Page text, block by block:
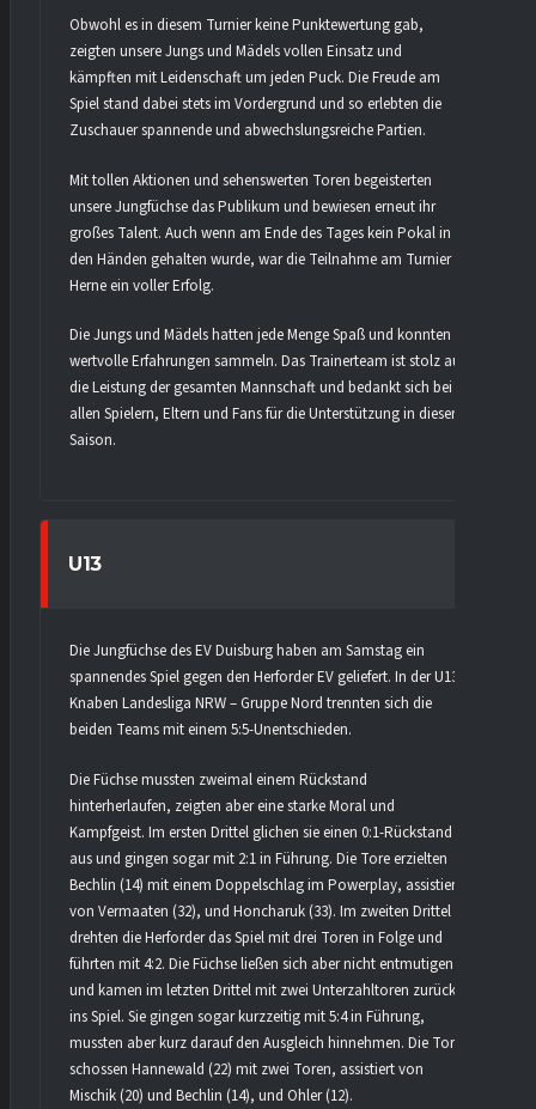
Obwohl es in diesem Turnier keine Punktewertung gab,
zeigten unsere Jungs und Mädels vollen Einsatz und
kämpften mit Leidenschaft um jeden Puck. Die Freude am
Spiel stand dabei stets im Vordergrund und so erlebten die
Zuschauer spannende und abwechslungsreiche Partien.
Mit tollen Aktionen und sehenswerten Toren begeisterten
unsere Jungfüchse das Publikum und bewiesen erneut ihr
großes Talent. Auch wenn am Ende des Tages kein Pokal in
den Händen gehalten wurde, war die Teilnahme am Turnier in
Herne ein voller Erfolg.
Die Jungs und Mädels hatten jede Menge Spaß und konnten
wertvolle Erfahrungen sammeln. Das Trainerteam ist stolz auf
die Leistung der gesamten Mannschaft und bedankt sich bei
allen Spielern, Eltern und Fans für die Unterstützung in dieser
Saison.
U13
Die Jungfüchse des EV Duisburg haben am Samstag ein
spannendes Spiel gegen den Herforder EV geliefert. In der U13
Knaben Landesliga NRW – Gruppe Nord trennten sich die
beiden Teams mit einem 5:5-Unentschieden.
Die Füchse mussten zweimal einem Rückstand
hinterherlaufen, zeigten aber eine starke Moral und
Kampfgeist. Im ersten Drittel glichen sie einen 0:1-Rückstand
aus und gingen sogar mit 2:1 in Führung. Die Tore erzielten
Bechlin (14) mit einem Doppelschlag im Powerplay, assistiert
von Vermaaten (32), und Honcharuk (33). Im zweiten Drittel
drehten die Herforder das Spiel mit drei Toren in Folge und
führten mit 4:2. Die Füchse ließen sich aber nicht entmutigen
und kamen im letzten Drittel mit zwei Unterzahltoren zurück
ins Spiel. Sie gingen sogar kurzzeitig mit 5:4 in Führung,
mussten aber kurz darauf den Ausgleich hinnehmen. Die Tore
schossen Hannewald (22) mit zwei Toren, assistiert von
Mischik (20) und Bechlin (14), und Ohler (12).